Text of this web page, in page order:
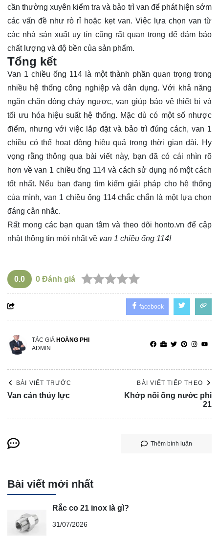
cần thường xuyên kiểm tra và bảo trì van để phát hiện sớm
các vấn đề như rò rỉ hoặc kẹt van. Việc lựa chọn van từ
các nhà sản xuất uy tín cũng rất quan trọng để đảm bảo
chất lượng và độ bền của sản phẩm.
Tổng kết
Van 1 chiều ống 114 là một thành phần quan trọng trong
nhiều hệ thống công nghiệp và dân dụng. Với khả năng
ngăn chặn dòng chảy ngược, van giúp bảo vệ thiết bị và
tối ưu hóa hiệu suất hệ thống. Mặc dù có một số nhược
điểm, nhưng với việc lắp đặt và bảo trì đúng cách, van 1
chiều có thể hoạt động hiệu quả trong thời gian dài. Hy
vọng rằng thông qua bài viết này, bạn đã có cái nhìn rõ
hơn về van 1 chiều ống 114 và cách sử dụng nó một cách
tốt nhất. Nếu bạn đang tìm kiếm giải pháp cho hệ thống
của mình, van 1 chiều ống 114 chắc chắn là một lựa chọn
đáng cân nhắc.
Rất mong các bạn quan tâm và theo dõi honto.vn để cập
nhật thông tin mới nhất về van 1 chiều ống 114!
0.0 0 Đánh giá
facebook
TÁC GIẢ HOÀNG PHI
ADMIN
BÀI VIẾT TRƯỚC
Van cản thủy lực
BÀI VIẾT TIẾP THEO
Khớp nối ống nước phi
21
Thêm bình luận
Bài viết mới nhất
Rắc co 21 inox là gì?
31/07/2026